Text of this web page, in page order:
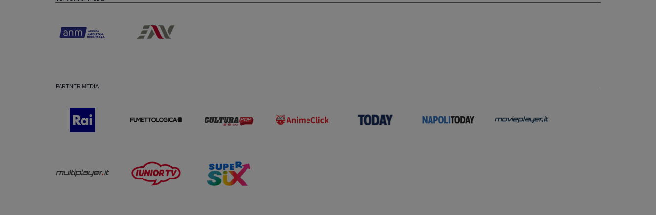
PARTNER MEDIA